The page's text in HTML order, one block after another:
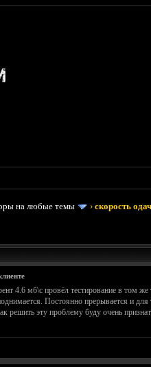
на любые темы ›скорость
4.6 мб\с провёл тестирование в том
Постоянно прерывается и для
решить эту проблему буду очень